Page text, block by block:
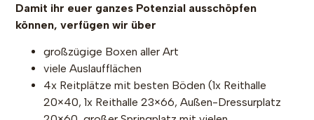
Damit ihr euer ganzes Potenzial ausschöpfen
können, verfügen wir über
großzügige Boxen aller Art
viele Auslaufflächen
4x Reitplätze mit besten Böden (1x Reithalle
20×40, 1x Reithalle 23×66, Außen-Dressurplatz